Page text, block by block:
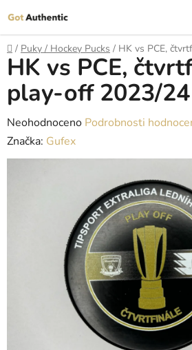
na
obsah
Domů
/ Puky / Hockey Pucks / HK vs PCE,
HK vs PCE,
play-off 2023/24
Průměrné
hodnocení
produktu
Neohodnoceno Podrobnosti
Značka: Gufex